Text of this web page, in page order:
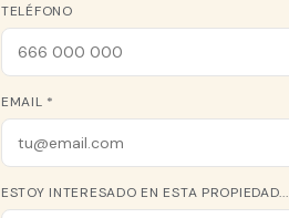
TELÉFONO
EMAIL *
ESTOY INTERESADO EN ESTA PROPIEDAD...